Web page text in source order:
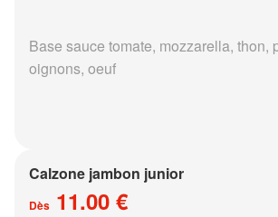
Base sauce tomate, mozzarella, thon,
oignons, oeuf
Calzone jambon junior
Dès 11.00 €